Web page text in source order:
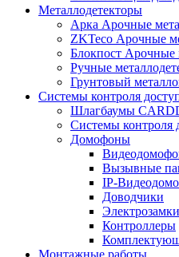
Металлодетекторы
Арка Арочные
ZKTeco Арочные
Блокпост Арочные
Ручные
Грунтовый
Системы контроля
Шлагбаумы
Системы
Домофоны
Вызывные
IP-
Доводчики
Электрозамки
Контроллеры
Монтажные работы